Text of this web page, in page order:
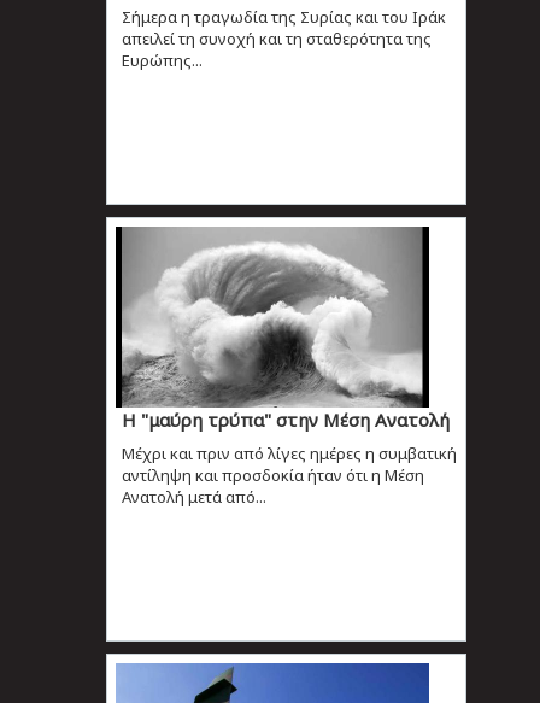
Σήμερα η τραγωδία της Συρίας και του Ιράκ
απειλεί τη συνοχή και τη σταθερότητα της
Ευρώπης...
Η "μαύρη τρύπα" στην Μέση Ανατολή
Μέχρι και πριν από λίγες ημέρες η συμβατική
αντίληψη και προσδοκία ήταν ότι η Μέση
Ανατολή μετά από...